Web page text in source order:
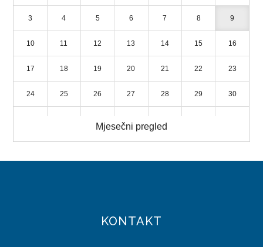
3 4 5 6 7 8 9
10 11 12 13 14 15 16
17 18 19 20 21 22 23
24 25 26 27 28 29 30
Mjesečni pregled
KONTAKT
TURISTIČKA SIGNALIZACIJA
LICENCIRANE PUTNIČKE AGENCIJE
TURISTIČKE ZAJEDNICE
STRATEGIJA RAZVOJA TURIZMA
DIREKCIJA ROBNIH REZERVI